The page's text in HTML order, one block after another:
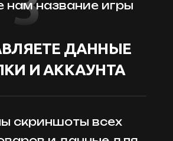
нам название игры
ДАННЫЕ
И АККАУНТА
скриншоты всех